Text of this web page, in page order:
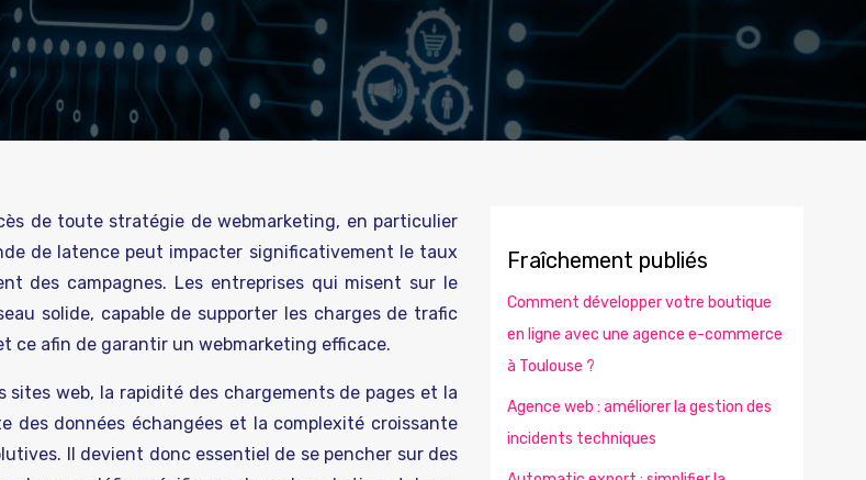
de toute stratégie de webmarketing, en particulier
de latence peut impacter significativement le taux
des campagnes. Les entreprises qui misent sur le
solide, capable de supporter les charges de trafic
ce afin de garantir un webmarketing efficace.
web, la rapidité des chargements de pages et la
des données échangées et la complexité croissante
Il devient donc essentiel de se pencher sur des
Fraîchement publiés
Comment développer votre boutique
en ligne avec une agence e-commerce
à Toulouse ?
Agence web : améliorer la gestion des
incidents techniques